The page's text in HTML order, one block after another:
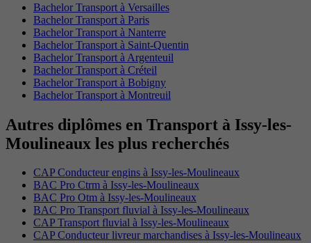
Bachelor Transport à Versailles
Bachelor Transport à Paris
Bachelor Transport à Nanterre
Bachelor Transport à Saint-Quentin
Bachelor Transport à Argenteuil
Bachelor Transport à Créteil
Bachelor Transport à Bobigny
Bachelor Transport à Montreuil
Autres diplômes en Transport à Issy-les-
Moulineaux les plus recherchés
CAP Conducteur engins à Issy-les-Moulineaux
BAC Pro Ctrm à Issy-les-Moulineaux
BAC Pro Otm à Issy-les-Moulineaux
BAC Pro Transport fluvial à Issy-les-Moulineaux
CAP Transport fluvial à Issy-les-Moulineaux
CAP Conducteur livreur marchandises à Issy-les-Moulineaux